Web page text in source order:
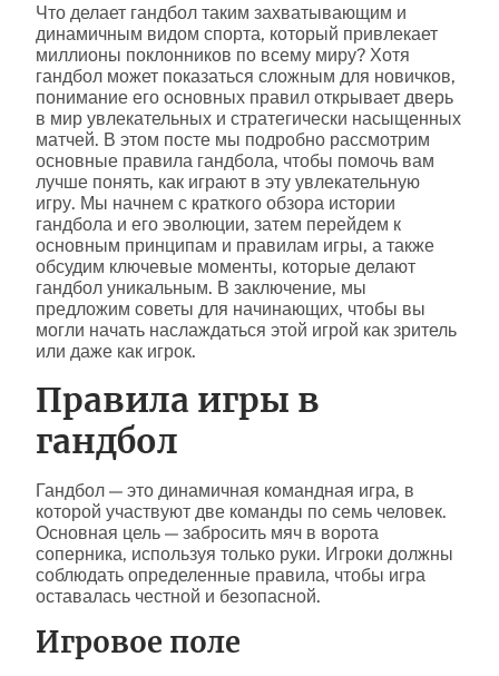
Что делает гандбол таким захватывающим и
динамичным видом спорта, который привлекает
миллионы поклонников по всему миру? Хотя
гандбол может показаться сложным для новичков,
понимание его основных правил открывает дверь
в мир увлекательных и стратегически насыщенных
матчей. В этом посте мы подробно рассмотрим
основные правила гандбола, чтобы помочь вам
лучше понять, как играют в эту увлекательную
игру. Мы начнем с краткого обзора истории
гандбола и его эволюции, затем перейдем к
основным принципам и правилам игры, а также
обсудим ключевые моменты, которые делают
гандбол уникальным. В заключение, мы
предложим советы для начинающих, чтобы вы
могли начать наслаждаться этой игрой как зритель
или даже как игрок.
Правила игры в
гандбол
Гандбол — это динамичная командная игра, в
которой участвуют две команды по семь человек.
Основная цель — забросить мяч в ворота
соперника, используя только руки. Игроки должны
соблюдать определенные правила, чтобы игра
оставалась честной и безопасной.
Игровое поле